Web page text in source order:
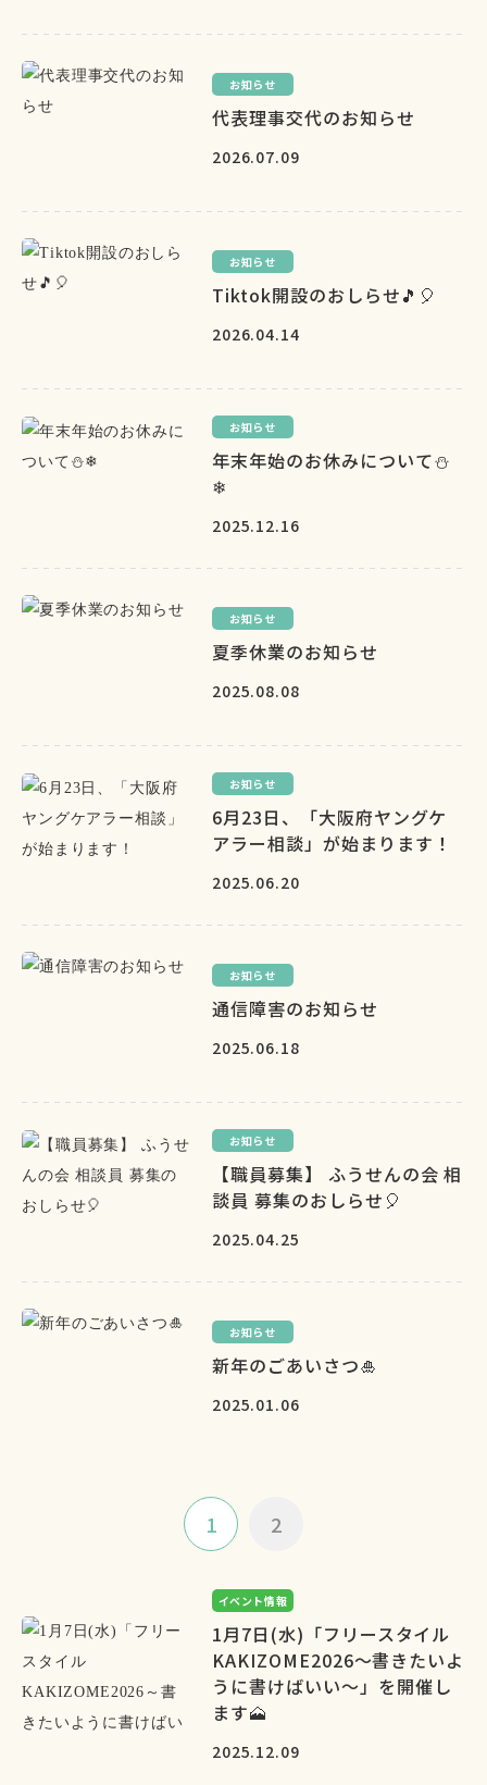
お知らせ
代表理事交代のお知らせ
2026.07.09
お知らせ
Tiktok開設のおしらせ🎵🎈
2026.04.14
お知らせ
年末年始のお休みについて⛄
❄
2025.12.16
お知らせ
夏季休業のお知らせ
2025.08.08
お知らせ
6月23日、「大阪府ヤングケ
アラー相談」が始まります！
2025.06.20
お知らせ
通信障害のお知らせ
2025.06.18
お知らせ
【職員募集】 ふうせんの会 相
談員 募集のおしらせ🎈
2025.04.25
お知らせ
新年のごあいさつ🎍
2025.01.06
1 2
イベント情報
1月7日(水)「フリースタイル
KAKIZOME2026～書きたいよ
うに書けばいい～」を開催し
ます🗻
2025.12.09